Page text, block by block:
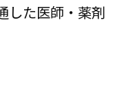
した医師・薬剤